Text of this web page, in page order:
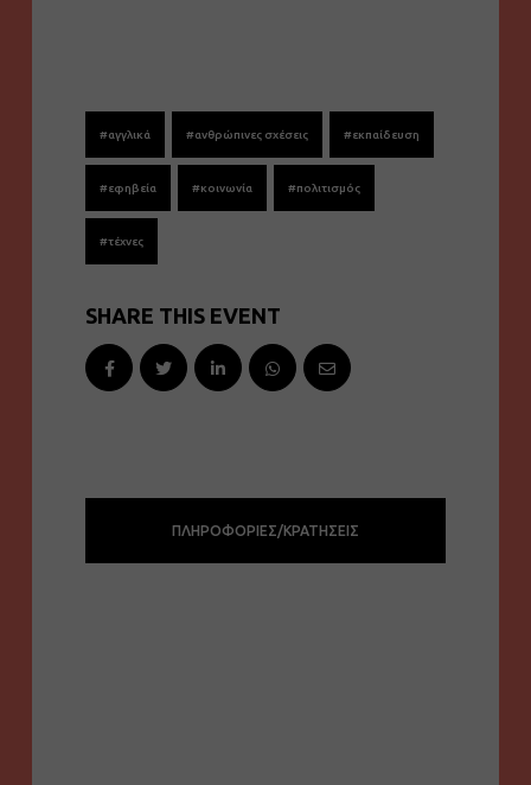
#αγγλικά #ανθρώπινες σχέσεις #εκπαίδευση
#εφηβεία #κοινωνία #πολιτισμός
#τέχνες
SHARE THIS EVENT
ΠΛΗΡΟΦΟΡΙΕΣ/ΚΡΑΤΗΣΕΙΣ